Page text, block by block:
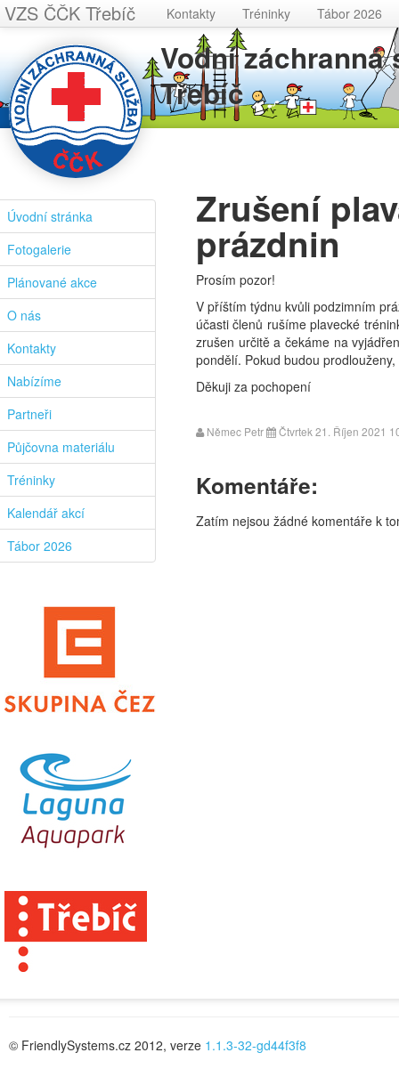
VZS ČČK Třebíč Kontakty Tréninky Tábor 2026
Vodní záchranná
Třebíč
Úvodní stránka
Fotogalerie
Plánované akce
O nás
Kontakty
Nabízíme
Partneři
Půjčovna materiálu
Tréninky
Kalendář akcí
Tábor 2026
Zrušení
prázdnin
Prosím pozor!
V příštím týdnu kvůli podzimním
účasti členů rušíme plavecké
zrušen určitě a čekáme na
pondělí. Pokud budou
Děkuji za pochopení
Němec Petr Čtvrtek 21. Říjen 2021
Komentáře:
Zatím nejsou žádné komentáře k
© FriendlySystems.cz 2012, verze 1.1.3-32-gd44f3f8